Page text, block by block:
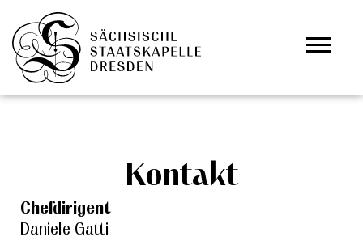
Zum Hauptinhalt springen
Kontakt
Chefdirigent
Daniele Gatti
Cookie-Einstellungen